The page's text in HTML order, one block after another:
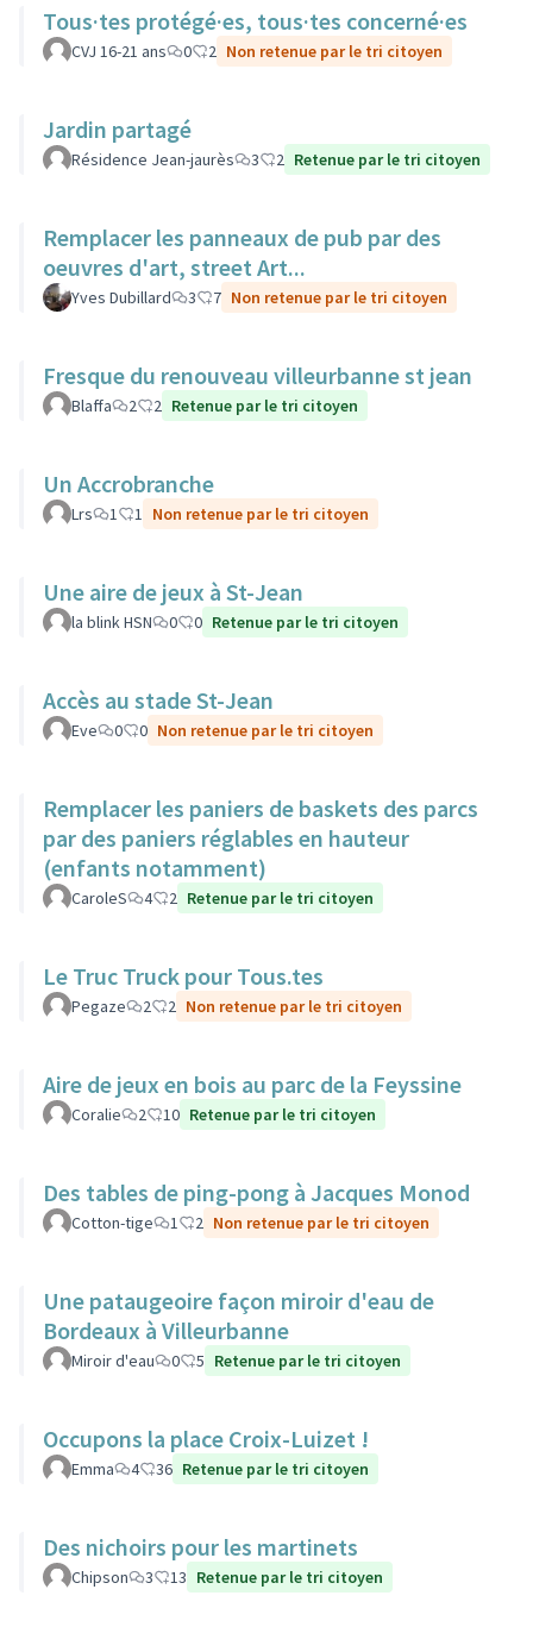
Tous·tes protégé·es, tous·tes concerné·es
CVJ 16-21 ans 0 2 Non retenue par le tri citoyen
Jardin partagé
Résidence Jean-jaurès 3 2 Retenue par le tri citoyen
Remplacer les panneaux de pub par des
oeuvres d'art, street Art...
Yves Dubillard 3 7 Non retenue par le tri citoyen
Fresque du renouveau villeurbanne st jean
Blaffa 2 2 Retenue par le tri citoyen
Un Accrobranche
Lrs 1 1 Non retenue par le tri citoyen
Une aire de jeux à St-Jean
la blink HSN 0 0 Retenue par le tri citoyen
Accès au stade St-Jean
Eve 0 0 Non retenue par le tri citoyen
Remplacer les paniers de baskets des parcs
par des paniers réglables en hauteur
(enfants notamment)
CaroleS 4 2 Retenue par le tri citoyen
Le Truc Truck pour Tous.tes
Pegaze 2 2 Non retenue par le tri citoyen
Aire de jeux en bois au parc de la Feyssine
Coralie 2 10 Retenue par le tri citoyen
Des tables de ping-pong à Jacques Monod
Cotton-tige 1 2 Non retenue par le tri citoyen
Une pataugeoire façon miroir d'eau de
Bordeaux à Villeurbanne
Miroir d'eau 0 5 Retenue par le tri citoyen
Occupons la place Croix-Luizet !
Emma 4 36 Retenue par le tri citoyen
Des nichoirs pour les martinets
Chipson 3 13 Retenue par le tri citoyen